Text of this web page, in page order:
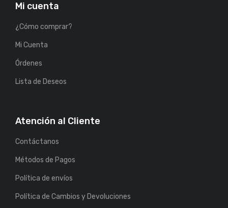
Mi cuenta
¿Cómo comprar?
Mi Cuenta
Órdenes
Lista de Deseos
Atención al Cliente
Contáctanos
Métodos de Pagos
Política de envíos
Política de Cambios y Devoluciones